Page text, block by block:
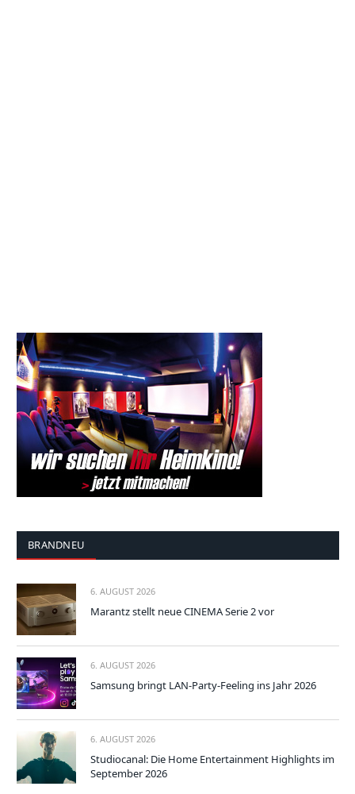
BRANDNEU
6. AUGUST 2026
Marantz stellt neue CINEMA Serie 2 vor
6. AUGUST 2026
Samsung bringt LAN-Party-Feeling ins Jahr 2026
6. AUGUST 2026
Studiocanal: Die Home Entertainment Highlights im
September 2026